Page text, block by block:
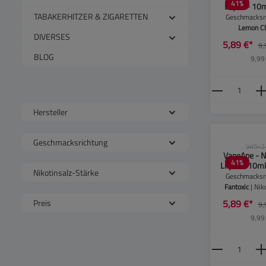
TABAKERHITZER & ZIGARETTEN
DIVERSES
BLOG
Hersteller
Geschmacksrichtung
Nikotinsalz-Stärke
Preis
41%
Liquid -
Chill |
:
Lemon
Nikotinsalz-
10mg
5,89 €*
CLP-
41%
VapeApe -
Liquid -
Fantoxic |
5,89 €*